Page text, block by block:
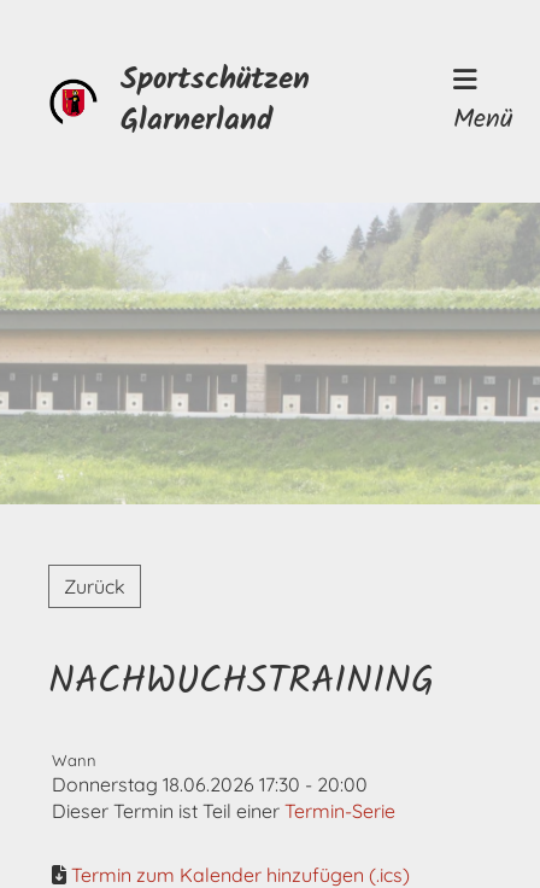
Sportschützen
Glarnerland
Menü
Zurück
NACHWUCHSTRAINING
Wann
Donnerstag 18.06.2026 17:30 - 20:00
Dieser Termin ist Teil einer Termin-Serie
Termin zum Kalender hinzufügen (.ics)